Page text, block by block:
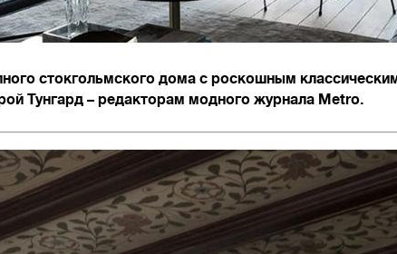
стокгольмского дома с роскошным
Тунгард – редакторам модного журнала Metro.